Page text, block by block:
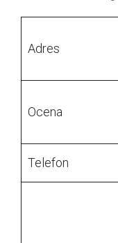
Adres
Ocena
Telefon